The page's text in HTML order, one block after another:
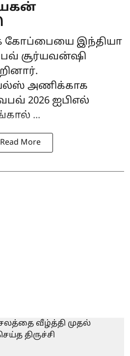
கோப்பையை இந்தியா
சூர்யவன்ஷி
அணிக்காக
2026 ஐபிஎல்
...
Read More